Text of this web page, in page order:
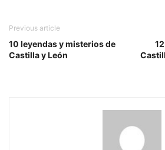
Previous article
10 leyendas y misterios de
Castilla y León